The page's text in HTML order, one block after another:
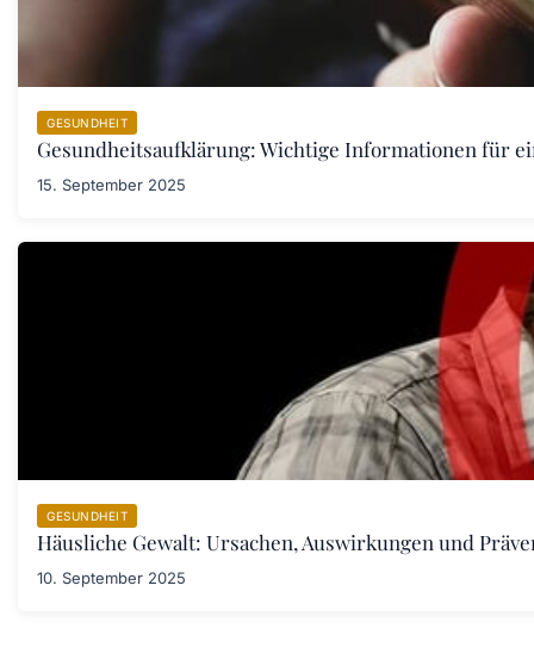
GESUNDHEIT
Gesundheitsaufklärung: Wichtige Informationen für
15. September 2025
GESUNDHEIT
Häusliche Gewalt: Ursachen, Auswirkungen und
10. September 2025